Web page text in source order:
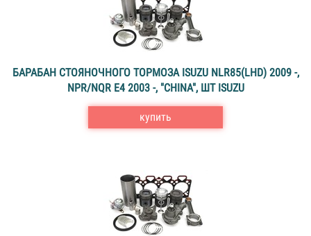
БАРАБАН СТОЯНОЧНОГО ТОРМОЗА ISUZU NLR85(LHD) 2009 -,
NPR/NQR E4 2003 -, "CHINA", ШТ ISUZU
купить